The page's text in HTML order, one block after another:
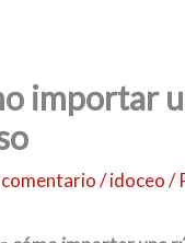
importar
comentario /idoceo/